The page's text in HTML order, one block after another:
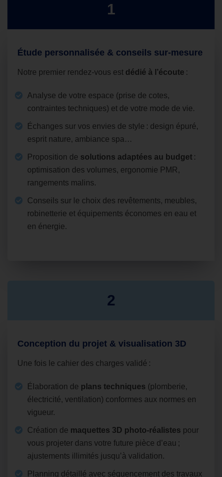
1
Étude personnalisée & conseils sur‑mesure
Notre premier rendez‑vous est dédié à l’écoute :
Analyse de votre espace (prise de cotes,
contraintes techniques) et de votre mode de vie.
Échanges sur vos envies de style : design épuré,
esprit nature, ambiance spa…
Proposition de solutions adaptées au budget :
optimisation des volumes, ergonomie PMR,
rangements malins.
Conseils sur le choix des revêtements, meubles,
robinetterie et équipements économes en eau et
en énergie.
2
Conception du projet & visualisation 3D
Une fois le cahier des charges validé :
Élaboration de plans techniques (plomberie,
électricité, ventilation) conformes aux normes en
vigueur.
Création de maquettes 3D photo‑réalistes pour
vous projeter dans votre future pièce d’eau ;
ajustements illimités jusqu’à validation.
Planning détaillé avec séquencement des travaux